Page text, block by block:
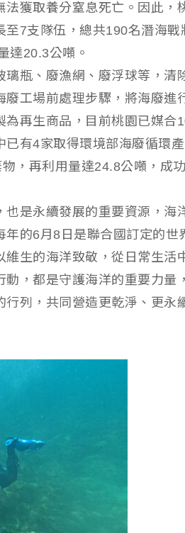
獲取養分窒息死亡。因此，
7支隊伍，總共190名潛海戰
達20.3公噸。
瓶、廢漁網、廢浮球等，清
工場前處理步驟，將海廢進
再生商品，目前桃園已媒合
有4家取得環境部海廢循環
，再利用量達24.8公噸，成
是永續發展的重要資源，海
的6月8日是聯合國訂定的世
維生的海洋致敬，從日常生活
，都是守護海洋的重要力量
列，共同營造更乾淨、更永